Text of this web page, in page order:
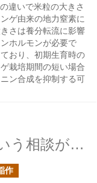
違いで米粒の大きさ
ゲ由来の地力窒素に
さは養分転流に影響
ホルモンが必要で
おり、初期生育時の
栽培期間の短い場合
ン合成を抑制する可
米の粒を大きくしたいという相談があった
作